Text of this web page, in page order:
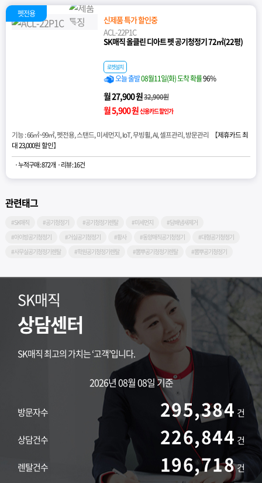
펫전용
신제품 특가 할인중
ACL-22P1C
SK매직 올클린 디아트 펫 공기청정기 72㎡(22평)
로켓설치
오늘 출발08월11일(화) 도착 확률96%
월 27,900 원32,900원
월 5,900 원신용카드 할인가
기능 : 66㎡~99㎡, 펫전용, 스탠드, 미세먼지, IoT, 무빙휠, AI, 셀프관리, 방문관리 【제휴카드 최
대 23,000원 할인】
· 누적구매 : 872개 · 리뷰 : 16건
관련태그
#SK매직 #공기청정기 #공기청정기렌탈 #미세먼지
#담배냄새제거
#아이방공기청정기
#거실공기청정기 #황사 #동양매직공기청정기
#대형공기청정기
#사무실공기청정기렌탈
#학원공기청정기렌탈 #뽐뿌공기청정기렌탈 #뽐뿌공기청정기
SK매직
상담센터
SK매직 최고의 가치는 ‘고객’입니다.
2026년 08월 08일 기준
방문자수 295,384 건
상담건수 226,844 건
렌탈건수 196,718건